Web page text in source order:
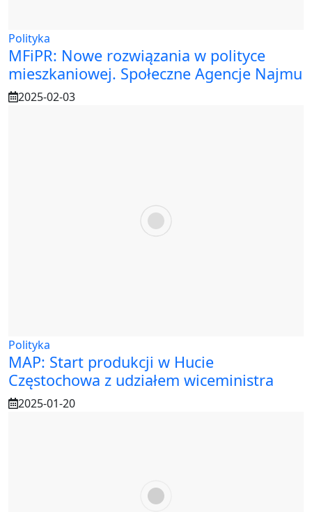
Polityka
MFiPR: Nowe rozwiązania w polityce
mieszkaniowej. Społeczne Agencje Najmu
2025-02-03
Polityka
MAP: Start produkcji w Hucie
Częstochowa z udziałem wiceministra
2025-01-20